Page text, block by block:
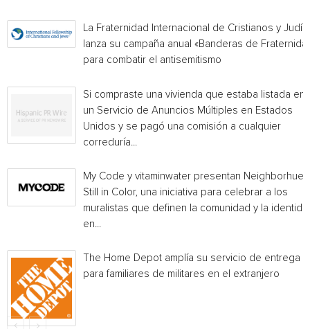
La Fraternidad Internacional de Cristianos y
lanza su campaña anual «Banderas de
para combatir el antisemitismo
Si compraste una vivienda que estaba listada en
un Servicio de Anuncios Múltiples en Estados
Unidos y se pagó una comisión a cualquier
correduría...
My Code y vitaminwater presentan Neighborhue:
Still in Color, una iniciativa para celebrar a los
muralistas que definen la comunidad y la
en...
The Home Depot amplía su servicio de entrega
para familiares de militares en el extranjero